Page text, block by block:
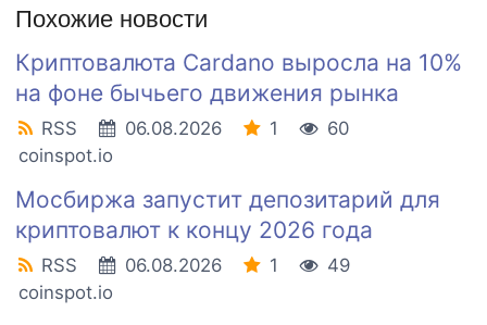
Похожие новости
Криптовалюта Cardano выросла на 10%
на фоне бычьего движения рынка
RSS 06.08.2026 1
60
coinspot.io
Мосбиржа запустит депозитарий для
криптовалют к концу 2026 года
RSS 06.08.2026 1
49
coinspot.io